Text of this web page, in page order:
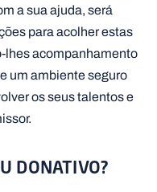
a sua ajuda, será
para acolher estas
lhes acompanhamento
um ambiente seguro
os seus talentos e
DONATIVO?